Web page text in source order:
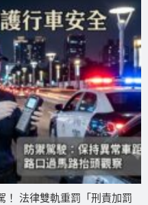
！ 法律雙軌重罰「刑責加罰